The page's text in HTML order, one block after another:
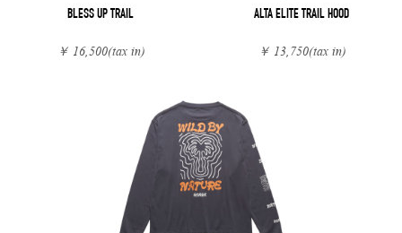
BLESS UP TRAIL
￥ 16,500(tax in)
ALTA ELITE TRAIL HOOD
￥ 13,750(tax in)